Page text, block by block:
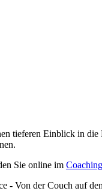
tieferen Einblick in die
Sie online im